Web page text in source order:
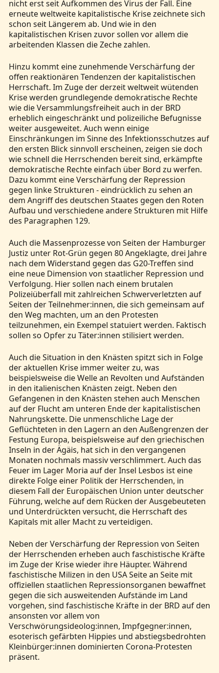
nicht erst seit Aufkommen des Virus der Fall. Eine
erneute weltweite kapitalistische Krise zeichnete sich
schon seit Längerem ab. Und wie in den
kapitalistischen Krisen zuvor sollen vor allem die
arbeitenden Klassen die Zeche zahlen.
Hinzu kommt eine zunehmende Verschärfung der
offen reaktionären Tendenzen der kapitalistischen
Herrschaft. Im Zuge der derzeit weltweit wütenden
Krise werden grundlegende demokratische Rechte
wie die Versammlungsfreiheit auch in der BRD
erheblich eingeschränkt und polizeiliche Befugnisse
weiter ausgeweitet. Auch wenn einige
Einschränkungen im Sinne des Infektionsschutzes auf
den ersten Blick sinnvoll erscheinen, zeigen sie doch
wie schnell die Herrschenden bereit sind, erkämpfte
demokratische Rechte einfach über Bord zu werfen.
Dazu kommt eine Verschärfung der Repression
gegen linke Strukturen - eindrücklich zu sehen an
dem Angriff des deutschen Staates gegen den Roten
Aufbau und verschiedene andere Strukturen mit Hilfe
des Paragraphen 129.
Auch die Massenprozesse von Seiten der Hamburger
Justiz unter Rot-Grün gegen 80 Angeklagte, drei Jahre
nach dem Widerstand gegen das G20-Treffen sind
eine neue Dimension von staatlicher Repression und
Verfolgung. Hier sollen nach einem brutalen
Polizeiüberfall mit zahlreichen Schwerverletzten auf
Seiten der Teilnehmer:innen, die sich gemeinsam auf
den Weg machten, um an den Protesten
teilzunehmen, ein Exempel statuiert werden. Faktisch
sollen so Opfer zu Täter:innen stilisiert werden.
Auch die Situation in den Knästen spitzt sich in Folge
der aktuellen Krise immer weiter zu, was
beispielsweise die Welle an Revolten und Aufständen
in den italienischen Knästen zeigt. Neben den
Gefangenen in den Knästen stehen auch Menschen
auf der Flucht am unteren Ende der kapitalistischen
Nahrungskette. Die unmenschliche Lage der
Geflüchteten in den Lagern an den Außengrenzen der
Festung Europa, beispielsweise auf den griechischen
Inseln in der Ägäis, hat sich in den vergangenen
Monaten nochmals massiv verschlimmert. Auch das
Feuer im Lager Moria auf der Insel Lesbos ist eine
direkte Folge einer Politik der Herrschenden, in
diesem Fall der Europäischen Union unter deutscher
Führung, welche auf dem Rücken der Ausgebeuteten
und Unterdrückten versucht, die Herrschaft des
Kapitals mit aller Macht zu verteidigen.
Neben der Verschärfung der Repression von Seiten
der Herrschenden erheben auch faschistische Kräfte
im Zuge der Krise wieder ihre Häupter. Während
faschistische Milizen in den USA Seite an Seite mit
offiziellen staatlichen Repressionsorganen bewaffnet
gegen die sich ausweitenden Aufstände im Land
vorgehen, sind faschistische Kräfte in der BRD auf den
ansonsten vor allem von
Verschwörungsideolog:innen, Impfgegner:innen,
esoterisch gefärbten Hippies und abstiegsbedrohten
Kleinbürger:innen dominierten Corona-Protesten
präsent.